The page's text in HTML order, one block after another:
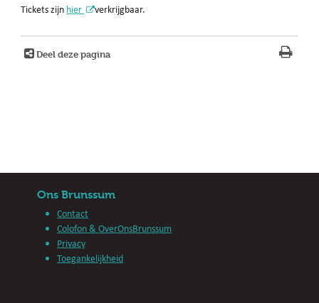
Tickets zijn hier verkrijgbaar.
Deel deze pagina
Ons Brunssum
Contact
Colofon & OverOnsBrunssum
Privacy
Toegankelijkheid